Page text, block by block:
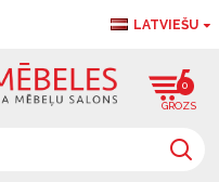
LATVIEŠU
0